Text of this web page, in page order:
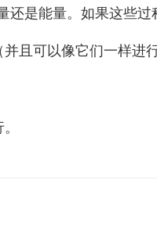
还是能量。如果这些过
且可以像它们一样进